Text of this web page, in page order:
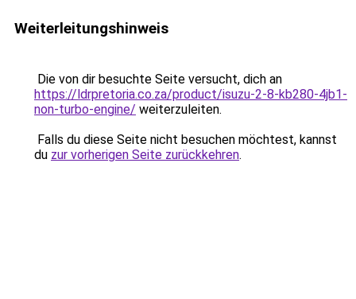
Weiterleitungshinweis
Die von dir besuchte Seite versucht, dich an
https://ldrpretoria.co.za/product/isuzu-2-8-kb280-4jb1-
non-turbo-engine/ weiterzuleiten.
Falls du diese Seite nicht besuchen möchtest, kannst
du zur vorherigen Seite zurückkehren.